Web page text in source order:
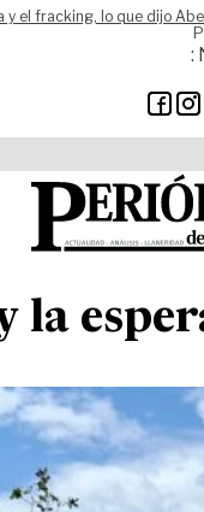
el fracking, lo que dijo
:
la